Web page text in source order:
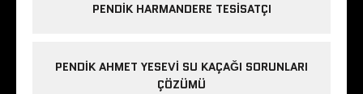
PENDIK HARMANDERE TESISATÇI
PENDIK AHMET YESEVI SU KAÇAĞI SORUNLARI
ÇÖZÜMÜ